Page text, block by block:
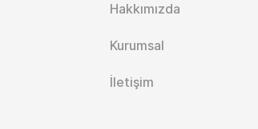
Hakkımızda
Kurumsal
İletişim